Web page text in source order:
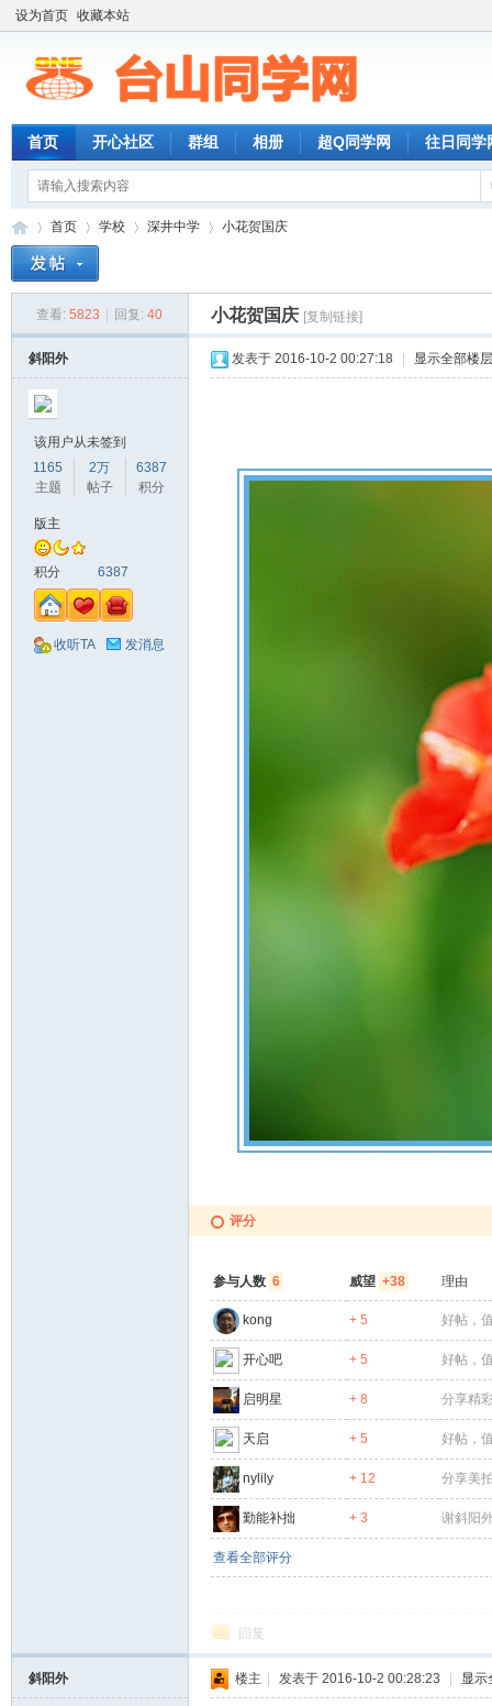
设为首页 收藏本站
首页 开心社区 群组 相册 超Q同学网 往日同学
首页
›
学校
›
深井中学 小花贺国庆
查看: 5823 回复: 40 小花贺国庆 [复制链接]
斜阳外
该用户从未签到
1165
主题
2万
帖子
6387
积分
版主
积分 6387
收听TA 发消息
发表于 2016-10-2 00:27:18 显示全部楼层
评分
参与人数 6 威望 +38 理由
kong + 5 好帖，
开心吧 + 5 好帖，
启明星 + 8 分享精
天启 + 5 好帖，
nylily + 12 分享美
勤能补拙 + 3 谢斜阳
查看全部评分
回复
斜阳外 楼主 发表于 2016-10-2 00:28:23 显示